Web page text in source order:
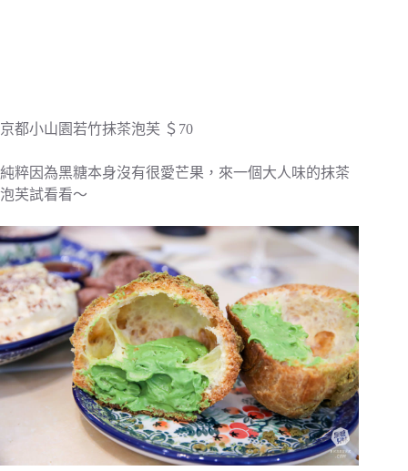
京都小山園若竹抹茶泡芙 ＄70
純粹因為黑糖本身沒有很愛芒果，來一個大人味的抹茶
泡芙試看看～